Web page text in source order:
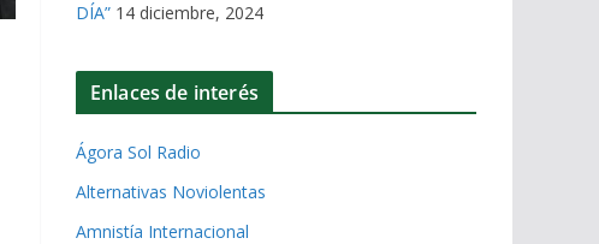
DÍA” 14 diciembre, 2024
Enlaces de interés
Ágora Sol Radio
Alternativas Noviolentas
Amnistía Internacional